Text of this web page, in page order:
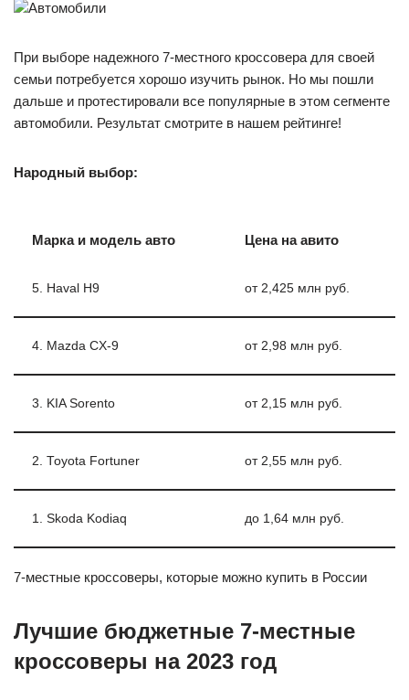
Автомобили
При выборе надежного 7-местного кроссовера для своей
семьи потребуется хорошо изучить рынок. Но мы пошли
дальше и протестировали все популярные в этом сегменте
автомобили. Результат смотрите в нашем рейтинге!
Народный выбор:
Марка и модель авто Цена на авито
5. Haval H9 от 2,425 млн руб.
4. Mazda CX-9 от 2,98 млн руб.
3. KIA Sorento от 2,15 млн руб.
2. Toyota Fortuner от 2,55 млн руб.
1. Skoda Kodiaq до 1,64 млн руб.
7-местные кроссоверы, которые можно купить в России
Лучшие бюджетные 7-местные
кроссоверы на 2023 год